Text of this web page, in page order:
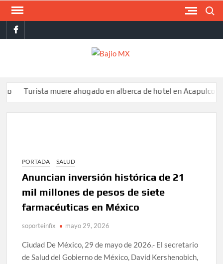
Saltar
contenidofacebook
muere ahogado en alberca de hotel en Acapulco;
PORTADA SALUD
Anuncian inversión histórica de 21
mil millones de pesos de siete
farmacéuticas en México
soporteinfix mayo 29, 2026
Ciudad De México, 29 de mayo de 2026.- El secretario
de Salud del Gobierno de México, David Kershenobich,